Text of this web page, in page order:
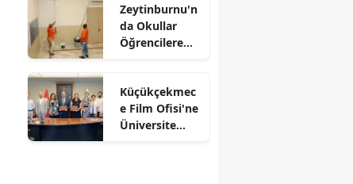
Zeytinburnu'n
da Okullar
Öğrencilere
Küçükçekmec
e Film Ofisi'ne
Üniversite